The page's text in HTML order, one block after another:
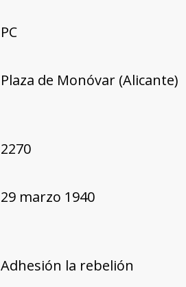
PC
Plaza de Monóvar (Alicante)
2270
29 marzo 1940
Adhesión la rebelión